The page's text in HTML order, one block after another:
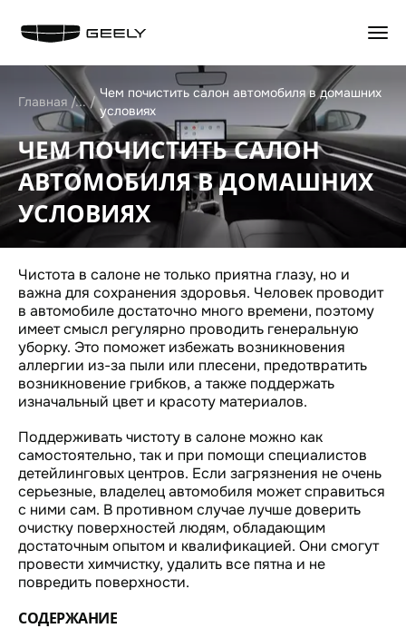
НАЗАД
GEELY EX5 Гибрид
НОВЫЙ COOLRAY
CITYRAY
ATLAS
OKAVANGO
MONJARO
PREFACE
НАЗАД
КОНФИГУРАТОР
ТЕСТ-ДРАЙВ
СПЕЦПРЕДЛОЖЕНИЯ
ТРЕЙД-ИН
АКСЕССУАРЫ
ЗАРЯДНЫЕ УСТРОЙСТВА
НАЙТИ ДИЛЕРА
ВОПРОС-ОТВЕТ
АВТОКРЕДИТ
GEELY СТРАХОВАНИЕ
РАСЧЕТ КАСКО
GEELY ЛИЗИНГ
КОРПОРАТИВНЫМ КЛИЕНТАМ
НАЗАД
ЦЕННОСТИ СЕРВИСА GEELY
ЗАПИСАТЬСЯ НА СЕРВИС
КАЛЬКУЛЯТОР ТО
ОБСЛУЖИВАНИЕ И РЕМОНТ
ТЕХНИЧЕСКАЯ ИНФОРМАЦИЯ
СПЕЦПРЕДЛОЖЕНИЯ
АКСЕССУАРЫ
ГАРАНТИЯ
ПОМОЩЬ НА ДОРОГАХ
КЛИЕНТСКАЯ ПОДДЕРЖКА
GEELY БОКС
GEELY ЛИНК
НАЗАД
ИСТОРИЯ КОМПАНИИ
БРЕНД GEELY
ИННОВАЦИИ
ДИЗАЙН
ПУБЛИКАЦИИ
ДИСТРИБЬЮТОР
ДИЛЕРСКАЯ СЕТЬ
СТАТЬ ДИЛЕРОМ
КОНТАКТЫ
КАРЬЕРА В GEELY
СОЦИАЛЬНЫЕ СЕТИ
ПРЯМЫЕ ТРАНСЛЯЦИИ
НОВОСТИ
БЛОГ
Главная
Чем почистить салон автомобиля в домашних
условиях
ЧЕМ ПОЧИСТИТЬ САЛОН
АВТОМОБИЛЯ В ДОМАШНИХ
УСЛОВИЯХ
Чистота в салоне не только приятна глазу, но и
важна для сохранения здоровья. Человек проводит
в автомобиле достаточно много времени, поэтому
имеет смысл регулярно проводить генеральную
уборку. Это поможет избежать возникновения
аллергии из-за пыли или плесени, предотвратить
возникновение грибков, а также поддержать
изначальный цвет и красоту материалов.
Поддерживать чистоту в салоне можно как
самостоятельно, так и при помощи специалистов
детейлинговых центров. Если загрязнения не очень
серьезные, владелец автомобиля может справиться
с ними сам. В противном случае лучше доверить
очистку поверхностей людям, обладающим
достаточным опытом и квалификацией. Они смогут
провести химчистку, удалить все пятна и не
повредить поверхности.
СОДЕРЖАНИЕ